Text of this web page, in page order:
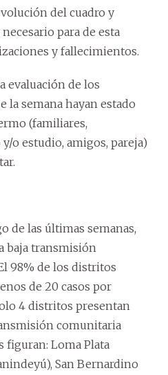
del cuadro y
para de esta
y fallecimientos.
evaluación de los
la semana hayan estado
(familiares,
o estudio, amigos, pareja)
de las últimas semanas,
baja transmisión
98% de los distritos
de 20 casos por
4 distritos presentan
comunitaria
figuran: Loma Plata
San Bernardino